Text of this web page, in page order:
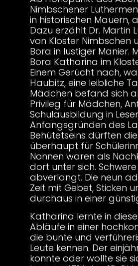
Nimbschener
in historischen Mauern,
Dazu erzählt Dr. Martin
von Kloster Nimbschen
Bora in lustiger Manier.
Bora Katharina im
Einem Gerücht nach,
Haubitz, eine leibliche
Mädchen befand sich
Privileg für Mädchen,
Schulausbildung in
Anfangsgründen des
Behütetseins dürften
überhaupt für
Nonnen waren als
dort unter sich.
abverlangt. Die neun
Zeit mit Gebet, Sticken
durchaus in einer
Katharina lernte in
Abläufe in einer
die bunte und
Leute kennen. Der
konnte oder wollte sie